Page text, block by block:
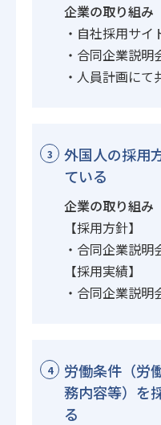
企業の取り組み
・自社採用サイ
・合同企業説明
・人員計画にて
3
外国人の採用
ている
企業の取り組み
【採用方針】
・合同企業説明
【採用実績】
・合同企業説明
4
労働条件（労
務内容等）を
る